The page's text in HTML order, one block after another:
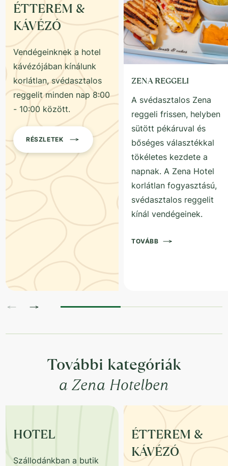
ÉTTEREM &
KÁVÉZÓ
Vendégeinknek a hotel
kávézójában kínálunk
korlátlan, svédasztalos
reggelit minden nap 8:00
- 10:00 között.
RÉSZLETEK
ZENA REGGELI
A svédasztalos Zena
reggeli frissen, helyben
sütött pékáruval és
bőséges választékkal
tökéletes kezdete a
napnak. A Zena Hotel
korlátlan fogyasztású,
svédasztalos reggelit
kínál vendégeinek.
TOVÁBB
További kategóriák
a Zena Hotelben
HOTEL
Szállodánkban a butik
ÉTTEREM &
KÁVÉZÓ